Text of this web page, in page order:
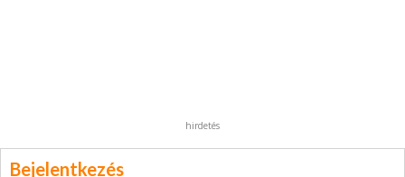
hirdetés
Bejelentkezés